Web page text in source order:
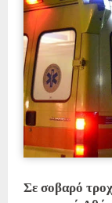
Σε σοβαρό